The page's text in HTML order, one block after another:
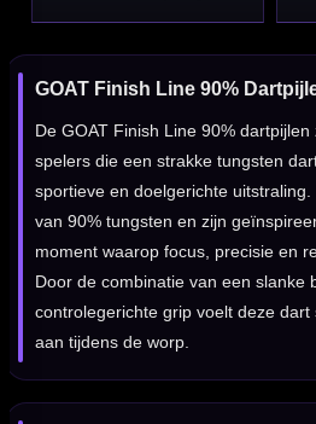
GOAT Finish Line 90%
De GOAT Finish Line 90%
spelers die een strakke tungsten
sportieve en doelgerichte
van 90% tungsten en zijn
moment waarop focus, precisie en
Door de combinatie van een slanke
controlegerichte grip voelt deze
aan tijdens de worp.